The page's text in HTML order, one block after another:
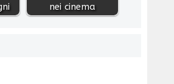
nei cinema